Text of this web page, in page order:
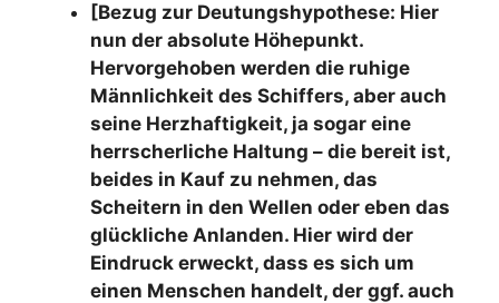
[Bezug zur Deutungshypothese: Hier
nun der absolute Höhepunkt.
Hervorgehoben werden die ruhige
Männlichkeit des Schiffers, aber auch
seine Herzhaftigkeit, ja sogar eine
herrscherliche Haltung – die bereit ist,
beides in Kauf zu nehmen, das
Scheitern in den Wellen oder eben das
glückliche Anlanden. Hier wird der
Eindruck erweckt, dass es sich um
einen Menschen handelt, der ggf. auch